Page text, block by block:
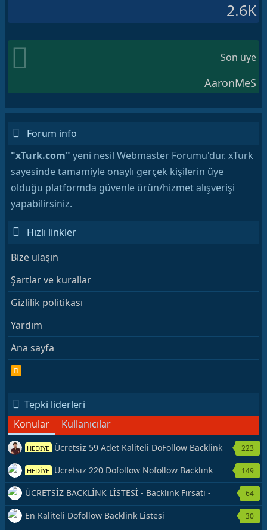
2.6K
Son üye
AaronMeS
Forum info
"xTurk.com" yeni nesil Webmaster Forumu'dur. xTurk
sayesinde tamamiyle onaylı gerçek kişilerin üye
olduğu platformda güvenle ürün/hizmet alışverişi
yapabilirsiniz.
Hızlı linkler
Bize ulaşın
Şartlar ve kurallar
Gizlilik politikası
Yardım
Ana sayfa
S
Tepki liderleri
Konular
Kullanıcılar
HEDİYE Ücretsiz 59 Adet Kaliteli DoFollow Backlink
Kaynağı Veriyorum.
223
HEDİYE Ücretsiz 220 Dofollow Nofollow Backlink
Veriyorum
149
ÜCRETSİZ BACKLİNK LİSTESİ - Backlink Fırsatı -
Hemen Yetiş!
64
En Kaliteli Dofollow Backlink Listesi 30